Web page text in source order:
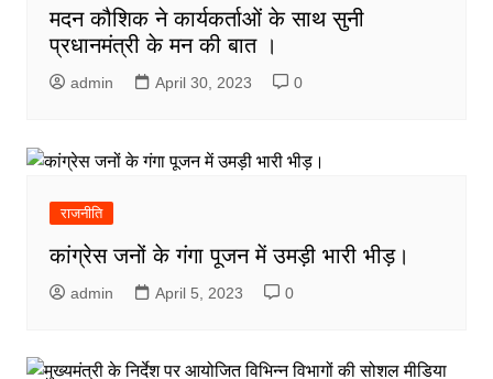
मदन कौशिक ने कार्यकर्ताओं के साथ सुनी
प्रधानमंत्री के मन की बात ।
admin April 30, 2023 0
राजनीति
कांग्रेस जनों के गंगा पूजन में उमड़ी भारी भीड़।
admin April 5, 2023 0